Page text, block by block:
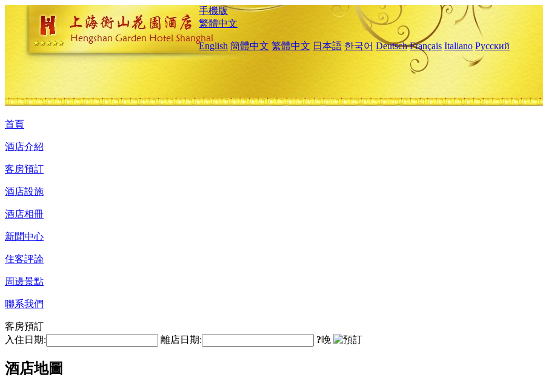
手機版
繁體中文
English 簡體中文 繁體中文 日本語 한국어 Deutsch Français Italiano Русский
首頁
酒店介紹
客房預訂
酒店設施
酒店相冊
新聞中心
住客評論
周邊景點
聯系我們
客房預訂
入住日期:
離店日期: ?晚
酒店地圖